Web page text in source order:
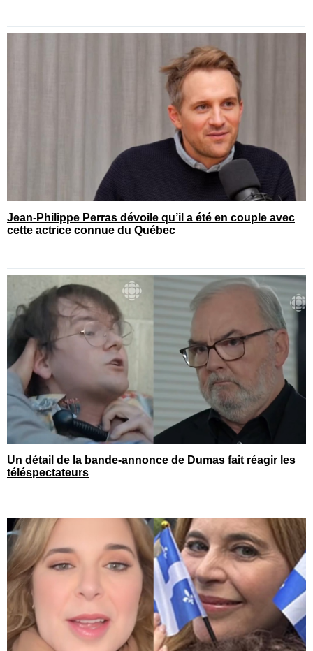
Jean-Philippe Perras dévoile qu’il a été en couple avec
cette actrice connue du Québec
Un détail de la bande-annonce de Dumas fait réagir les
téléspectateurs